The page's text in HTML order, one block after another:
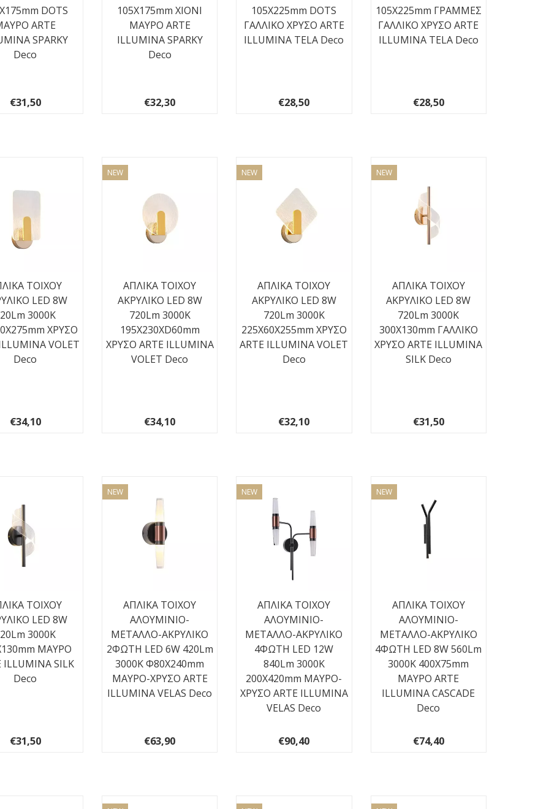
DOTS
ARTE
SPARKY
Deco
€31,50
105X175mm ΧΙΟΝΙ
ΜΑΥΡO ARTE
ILLUMINA SPARKY
Deco
€32,30
105X225mm DOTS
ΓΑΛΛΙΚΟ ΧΡΥΣΟ ARTE
ILLUMINA TELA Deco
€28,50
105X225mm ΓΡΑΜΜΕΣ
ΓΑΛΛΙΚΟ ΧΡΥΣΟ ARTE
ILLUMINA TELA Deco
€28,50
TOIXOY
LED 8W
3000K
ΧΡΥΣO
VOLET
Deco
€34,10
NEW
ΑΠΛΙΚΑ TOIXOY
ΑΚΡΥΛΙΚΟ LED 8W
720Lm 3000K
195X230XD60mm
ΧΡΥΣO ARTE ILLUMINA
VOLET Deco
€34,10
NEW
ΑΠΛΙΚΑ TOIXOY
ΑΚΡΥΛΙΚΟ LED 8W
720Lm 3000K
225X60X255mm ΧΡΥΣO
ARTE ILLUMINA VOLET
Deco
€32,10
NEW
ΑΠΛΙΚΑ TOIXOY
ΑΚΡΥΛΙΚΟ LED 8W
720Lm 3000K
300X130mm ΓΑΛΛΙΚΟ
ΧΡΥΣΟ ARTE ILLUMINA
SILK Deco
€31,50
TOIXOY
LED 8W
3000K
ΜΑΥΡO
ILLUMINA SILK
Deco
€31,50
NEW
ΑΠΛΙΚΑ TOIXOY
ΑΛΟΥΜΙΝΙΟ-
ΜΕΤΑΛΛΟ-ΑΚΡΥΛΙΚΟ
2ΦΩΤΗ LED 6W 420Lm
3000K Φ80X240mm
ΜΑΥΡΟ-ΧΡΥΣΟ ARTE
ILLUMINA VELAS Deco
€63,90
NEW
ΑΠΛΙΚΑ TOIXOY
ΑΛΟΥΜΙΝΙΟ-
ΜΕΤΑΛΛΟ-ΑΚΡΥΛΙΚΟ
4ΦΩΤΗ LED 12W
840Lm 3000K
200X420mm ΜΑΥΡΟ-
ΧΡΥΣΟ ARTE ILLUMINA
VELAS Deco
€90,40
NEW
ΑΠΛΙΚΑ TOIXOY
ΑΛΟΥΜΙΝΙΟ-
ΜΕΤΑΛΛΟ-ΑΚΡΥΛΙΚΟ
4ΦΩΤΗ LED 8W 560Lm
3000K 400X75mm
ΜΑΥΡΟ ARTE
ILLUMINA CASCADE
Deco
€74,40